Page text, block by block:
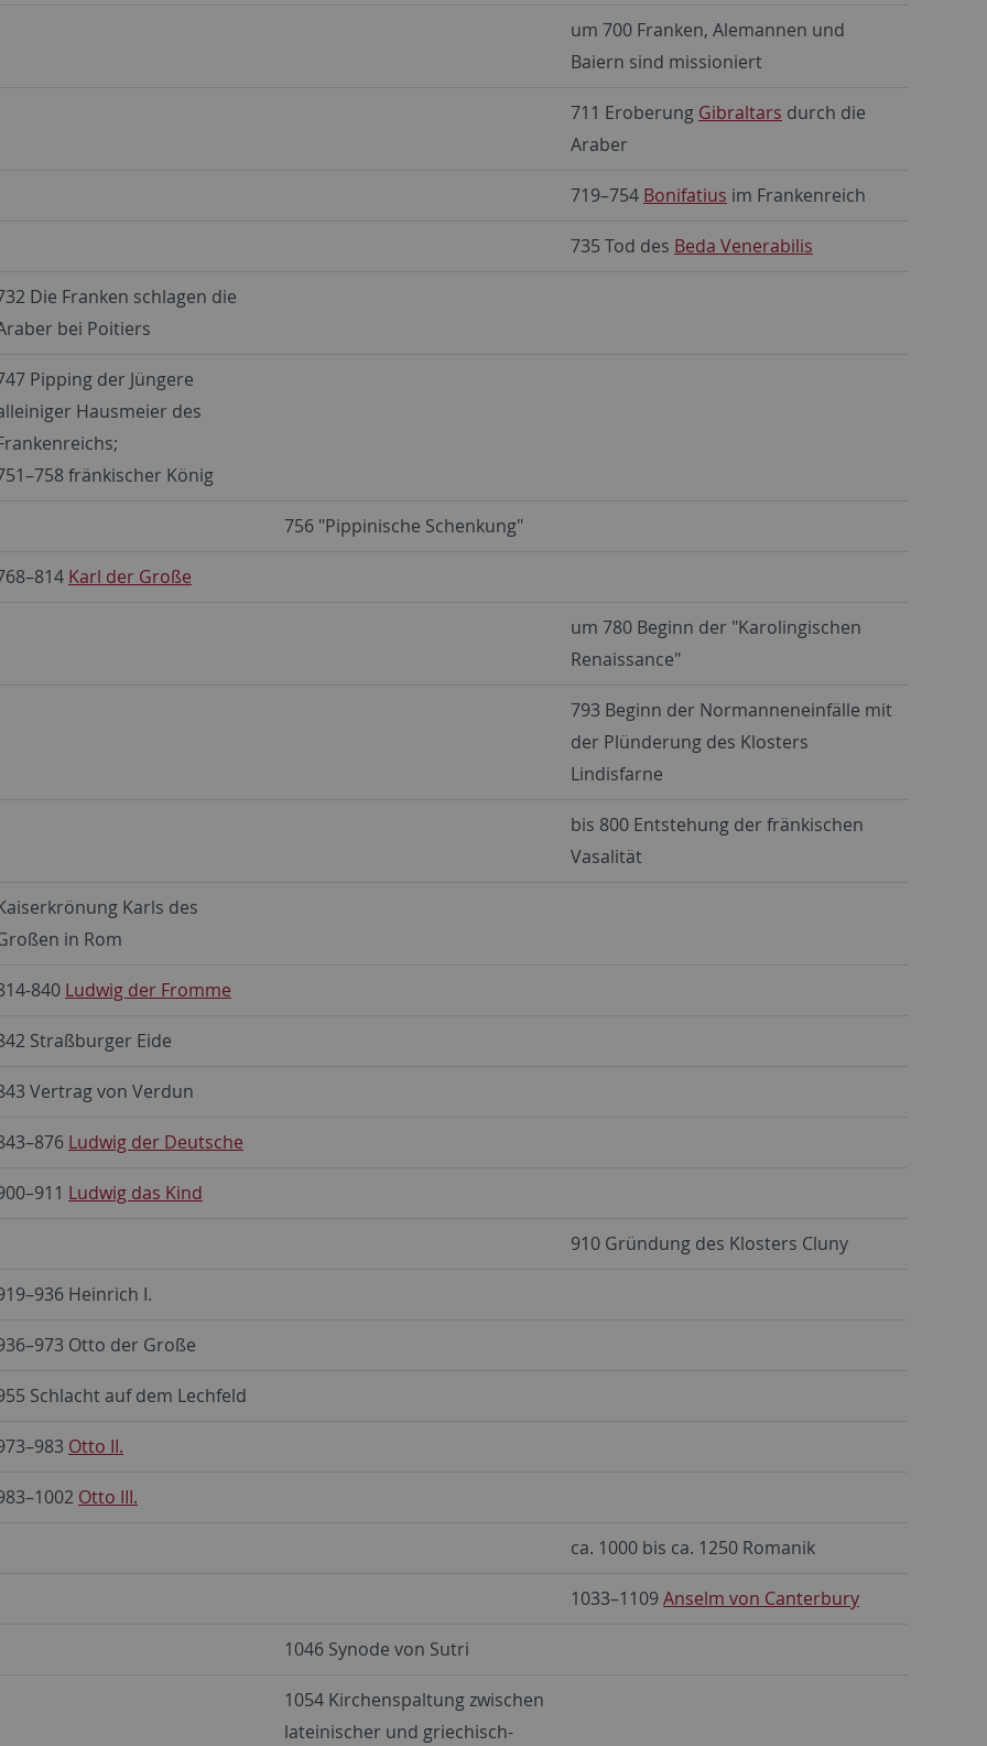
um 700 Franken, Alemannen und
Baiern sind missioniert
711 Eroberung Gibraltars durch die
Araber
719–754 Bonifatius im Frankenreich
735 Tod des Beda Venerabilis
Die Franken schlagen die
bei Poitiers
Pipping der Jüngere
Hausmeier des
fränkischer König
756 "Pippinische Schenkung"
Karl der Große
um 780 Beginn der "Karolingischen
Renaissance"
793 Beginn der Normanneneinfälle mit
der Plünderung des Klosters
Lindisfarne
bis 800 Entstehung der fränkischen
Vasalität
Karls des
in Rom
840 Ludwig der Fromme
Straßburger Eide
Vertrag von Verdun
Ludwig der Deutsche
Ludwig das Kind
910 Gründung des Klosters Cluny
Heinrich I.
Otto der Große
Schlacht auf dem Lechfeld
Otto II.
Otto III.
ca. 1000 bis ca. 1250 Romanik
1033–1109Anselm von Canterbury
1046 Synode von Sutri
1054 Kirchenspaltung zwischen
lateinischer und griechisch-